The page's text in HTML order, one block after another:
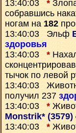
13:40:03 *
собравшись
ногам на 182
13:40:03 Эльф
здоровья
13:40:03 *
тычок по левой
13:40:03
получил 237
13:40:03 *
Monstrik* (3579)
13:40:03 *